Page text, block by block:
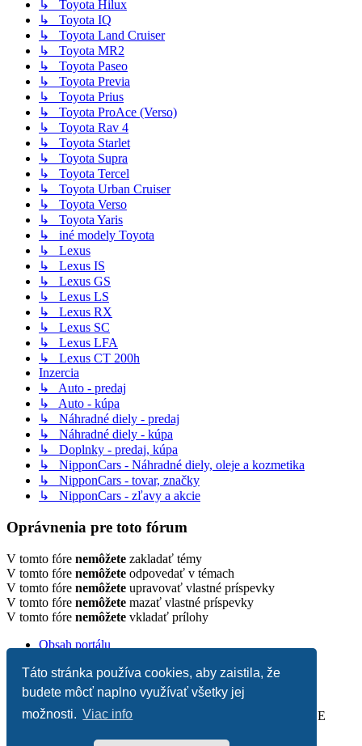
Táto stránka používa cookies, aby zaistila, že
budete môcť naplno využívať všetky jej
možnosti. Viac info
↳ Toyota Hilux
↳ Toyota IQ
↳ Toyota Land Cruiser
↳ Toyota MR2
↳ Toyota Paseo
↳ Toyota Previa
↳ Toyota Prius
↳ Toyota ProAce (Verso)
↳ Toyota Rav 4
↳ Toyota Starlet
↳ Toyota Supra
↳ Toyota Tercel
↳ Toyota Urban Cruiser
↳ Toyota Verso
↳ Toyota Yaris
↳ iné modely Toyota
↳ Lexus
↳ Lexus IS
↳ Lexus GS
↳ Lexus LS
↳ Lexus RX
↳ Lexus SC
↳ Lexus LFA
↳ Lexus CT 200h
Inzercia
↳ Auto - predaj
↳ Auto - kúpa
↳ Náhradné diely - predaj
↳ Náhradné diely - kúpa
↳ Doplnky - predaj, kúpa
↳ NipponCars - Náhradné diely, oleje a kozmetika
↳ NipponCars - tovar, značky
↳ NipponCars - zľavy a akcie
Oprávnenia pre toto fórum
V tomto fóre nemôžete zakladať témy
V tomto fóre nemôžete odpovedať v témach
V tomto fóre nemôžete upravovať vlastné príspevky
V tomto fóre nemôžete mazať vlastné príspevky
V tomto fóre nemôžete vkladať prílohy
Obsah portálu
Vymazať cookies
Napísať administrátorovi
Založené naphpBB ® Forum Software © phpBB Limited | SE